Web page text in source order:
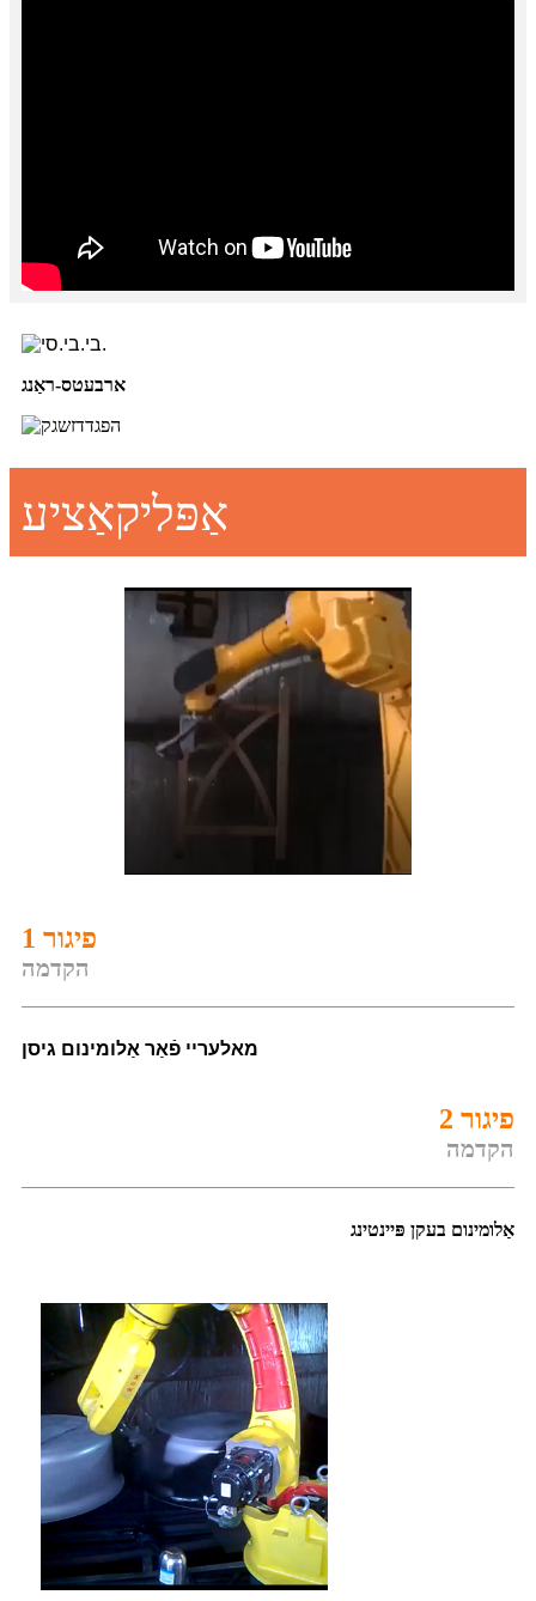
ארבעטס-ראַנג
אַפּליקאַציע
פיגור 1
הקדמה
מאלעריי פֿאַר אַלומינום גיסן
פיגור 2
הקדמה
אַלומינום בעקן פּיינטינג